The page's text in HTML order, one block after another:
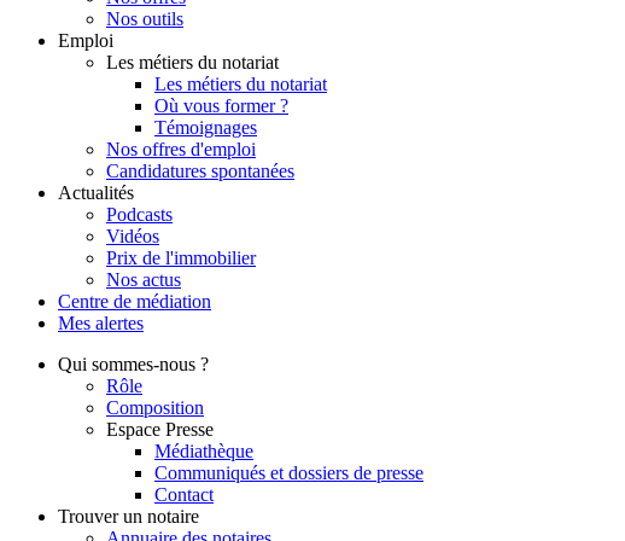
Nos outils
Emploi
Les métiers du notariat
Les métiers du notariat
Où vous former ?
Témoignages
Nos offres d'emploi
Candidatures spontanées
Actualités
Podcasts
Vidéos
Prix de l'immobilier
Nos actus
Centre de médiation
Mes alertes
Qui sommes-nous ?
Rôle
Composition
Espace Presse
Médiathèque
Communiqués et dossiers de presse
Contact
Trouver un notaire